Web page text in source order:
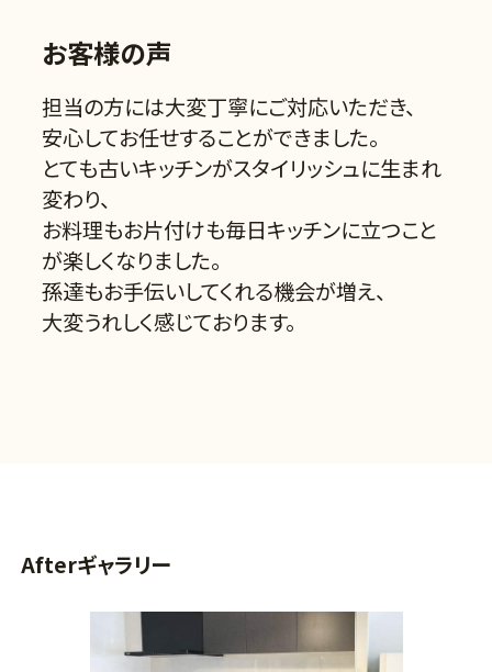
お客様の声
担当の方には大変丁寧にご対応いただき、
安心してお任せすることができました。
とても古いキッチンがスタイリッシュに生まれ
変わり、
お料理もお片付けも毎日キッチンに立つこと
が楽しくなりました。
孫達もお手伝いしてくれる機会が増え、
大変うれしく感じております。
Afterギャラリー